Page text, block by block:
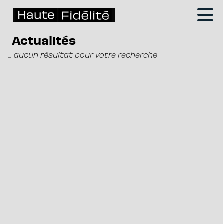
Actualités
... aucun résultat pour votre recherche